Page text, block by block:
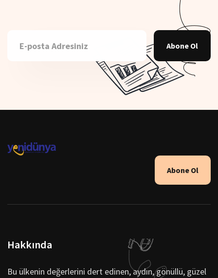
Abone Ol
Abone Ol
Hakkında
Bu ülkenin değerlerini dert edinen, aydın, gönüllü, güzel